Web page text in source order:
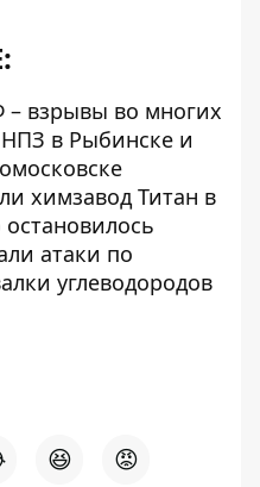
– взрывы во многих
в Рыбинске и
химзавод Титан в
атаки по
углеводородов
😆 😡